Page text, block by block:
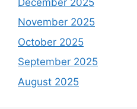
November 2025
October 2025
September 2025
August 2025